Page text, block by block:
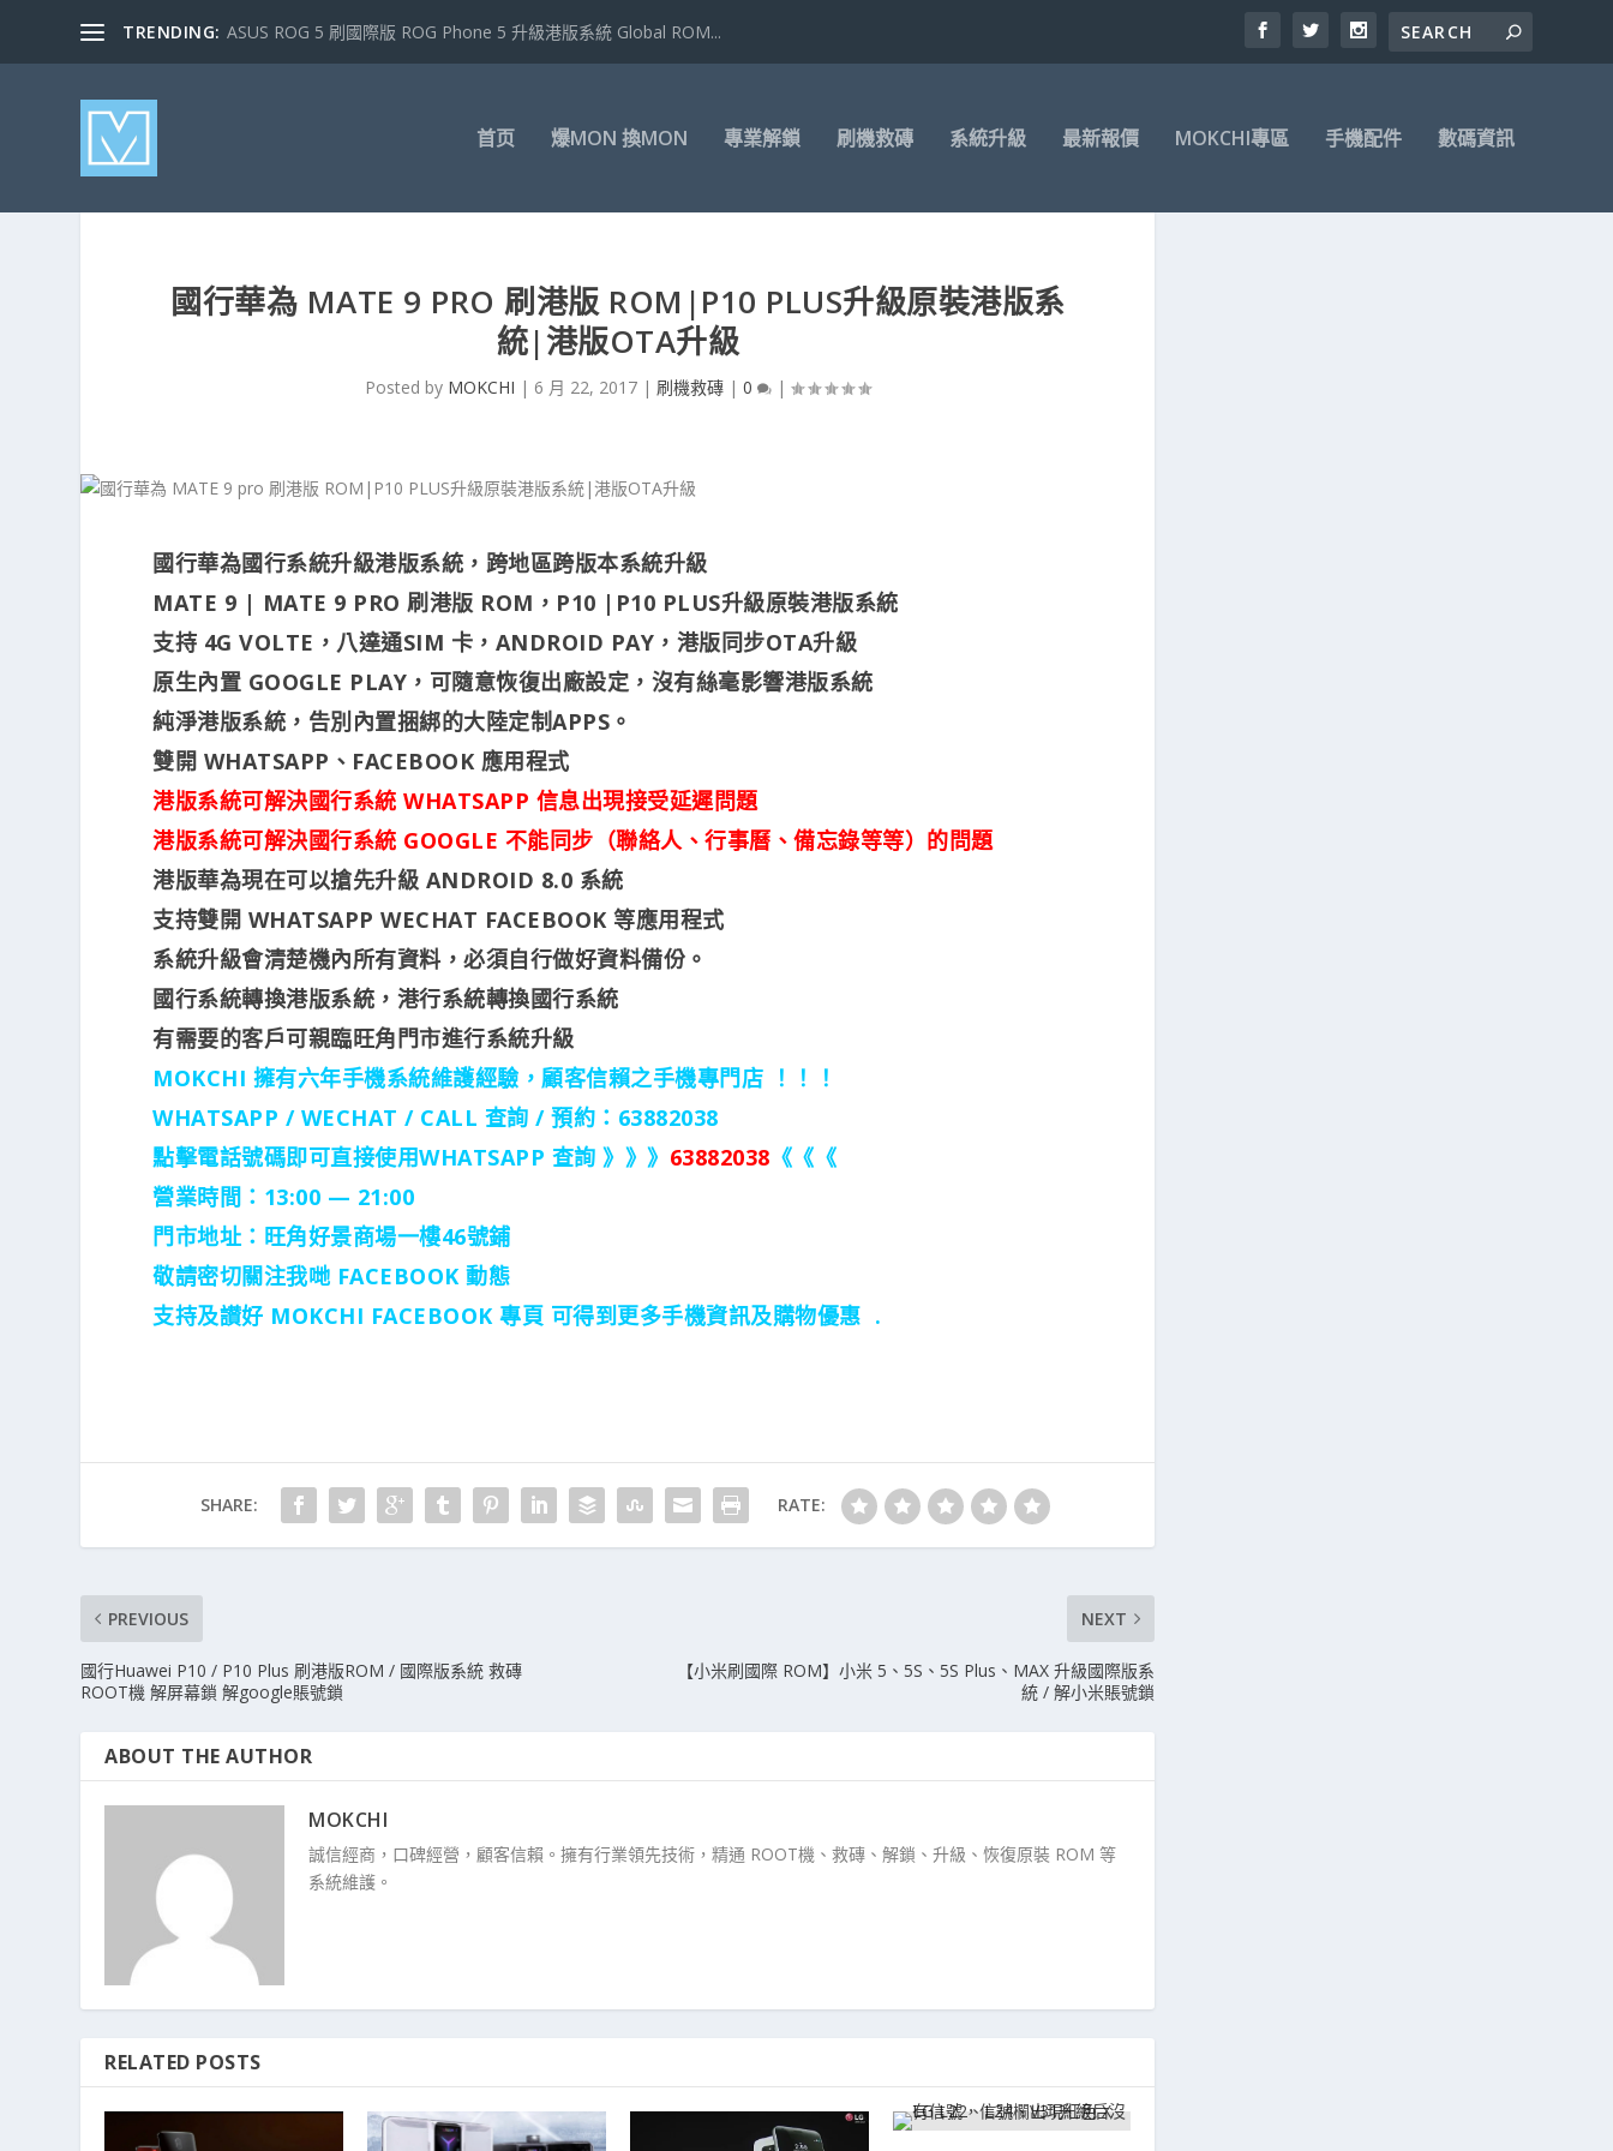
TRENDING: ASUS ROG 5 刷國際版 ROG Phone 5 升級港版系統 Global ROM...
首页 爆MON 換MON 專業解鎖 刷機救磚 系統升級 最新報價 MOKCHI專區 手機配件 數碼資訊
國行華為 MATE 9 PRO 刷港版 ROM|P10 PLUS升級原裝港版系
統|港版OTA升級
Posted by MOKCHI | 6 月 22, 2017 | 刷機救磚 |0 |
國行華為國行系統升級港版系統，跨地區跨版本系統升級
MATE 9 | MATE 9 PRO 刷港版 ROM，P10 |P10 PLUS升級原裝港版系統
支持 4G VOLTE，八達通SIM 卡，ANDROID PAY，港版同步OTA升級
原生內置 GOOGLE PLAY，可隨意恢復出廠設定，沒有絲毫影響港版系統
純淨港版系統，告別內置捆綁的大陸定制APPS。
雙開 WHATSAPP、FACEBOOK 應用程式
港版系統可解決國行系統 WHATSAPP 信息出現接受延遲問題
港版系統可解決國行系統 GOOGLE 不能同步（聯絡人、行事曆、備忘錄等等）的問題
港版華為現在可以搶先升級 ANDROID 8.0 系統
支持雙開 WHATSAPP WECHAT FACEBOOK 等應用程式
系統升級會清楚機內所有資料，必須自行做好資料備份。
國行系統轉換港版系統，港行系統轉換國行系統
有需要的客戶可親臨旺角門市進行系統升級
MOKCHI 擁有六年手機系統維護經驗，顧客信賴之手機專門店 ！！！
WHATSAPP / WECHAT / CALL 查詢 / 預約：63882038
點擊電話號碼即可直接使用WHATSAPP 查詢 》》》 63882038 《《《
營業時間：13:00 — 21:00
門市地址： 旺角好景商場一樓46號鋪
敬請密切關注我哋 FACEBOOK 動態
支持及讃好 MOKCHI FACEBOOK 專頁 可得到更多手機資訊及購物優惠 .
SHARE: RATE:
PREVIOUS
國行Huawei P10 / P10 Plus 刷港版ROM / 國際版系統 救磚
ROOT機 解屏幕鎖 解google賬號鎖
NEXT
【小米刷國際 ROM】小米 5、5S、5S Plus、MAX 升級國際版系
統 / 解小米賬號鎖
ABOUT THE AUTHOR
MOKCHI
誠信經商，口碑經營，顧客信賴。擁有行業領先技術，精通 ROOT機、救磚、解鎖、升級、恢復原裝 ROM 等
系統維護。
RELATED POSTS